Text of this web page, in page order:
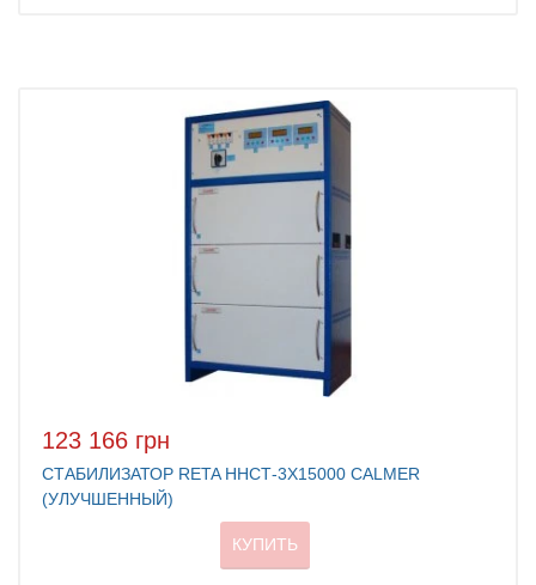
123 166 грн
СТАБИЛИЗАТОР RETA ННСТ-3X15000 CALMER
(УЛУЧШЕННЫЙ)
КУПИТЬ